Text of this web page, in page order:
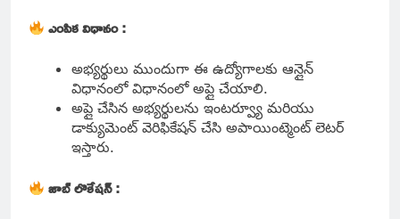
ఎంపిక విధానం :
అభ్యర్థులు ముందుగా ఈ ఉద్యోగాలకు ఆన్లైన్
విధానంలో విధానంలో అప్లై చేయాలి.
అప్లై చేసిన అభ్యర్థులను ఇంటర్వ్యూ మరియు
డాక్యుమెంట్ వెరిఫికేషన్ చేసి అపాయింట్మెంట్ లెటర్
ఇస్తారు.
జాబ్ లొకేషన్ :